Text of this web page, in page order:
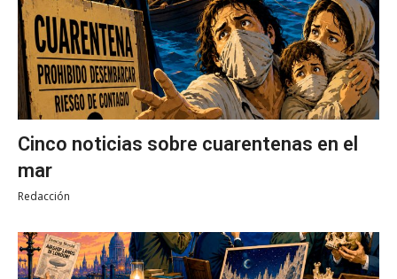
Cinco noticias sobre cuarentenas en el
mar
Redacción